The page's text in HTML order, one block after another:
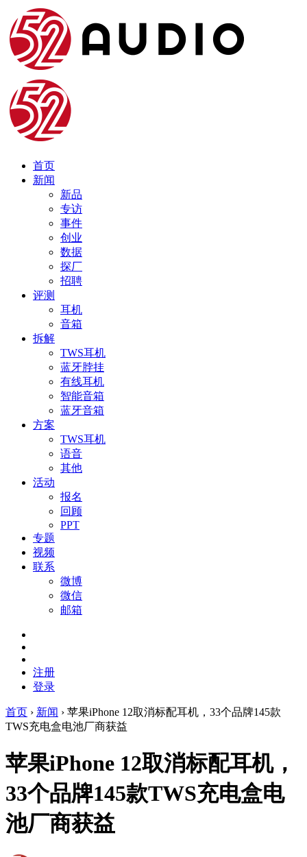
首页
新闻
新品
专访
事件
创业
数据
探厂
招聘
评测
耳机
音箱
拆解
TWS耳机
蓝牙脖挂
有线耳机
智能音箱
蓝牙音箱
方案
TWS耳机
语音
其他
活动
报名
回顾
PPT
专题
视频
联系
微博
微信
邮箱
注册
登录
首页 › 新闻 › 苹果iPhone 12取消标配耳机，33个品牌145款
TWS充电盒电池厂商获益
苹果iPhone 12取消标配耳机，
33个品牌145款TWS充电盒电
池厂商获益